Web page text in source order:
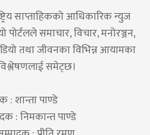
साप्ताहिकको आधिकारिक न्युज
पोर्टलले समाचार, विचार, मनोरञ्जन,
तथा जीवनका विभिन्न आयामका
समेट्छ।
: शान्ता पाण्डे
: निमकान्त पाण्डे